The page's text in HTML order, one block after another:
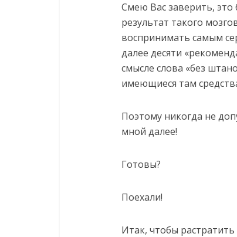
Смею Вас заверить,
результат такого
воспринимать самым
далее десяти
смысле слова «без
имеющиеся там
Поэтому никогда не
мной далее!
Готовы?
Поехали!
Итак, чтобы